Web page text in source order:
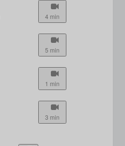
4 min
5 min
1 min
3 min